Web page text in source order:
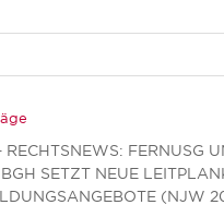
RECHTSNEWS: FERNUSG
SETZT NEUE
(NJW